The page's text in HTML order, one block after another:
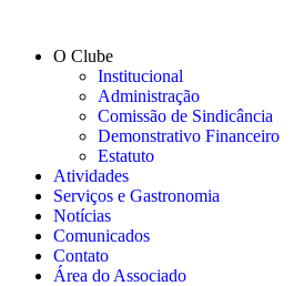
O Clube
Institucional
Administração
Comissão de Sindicância
Demonstrativo Financeiro
Estatuto
Atividades
Serviços e Gastronomia
Notícias
Comunicados
Contato
Área do Associado